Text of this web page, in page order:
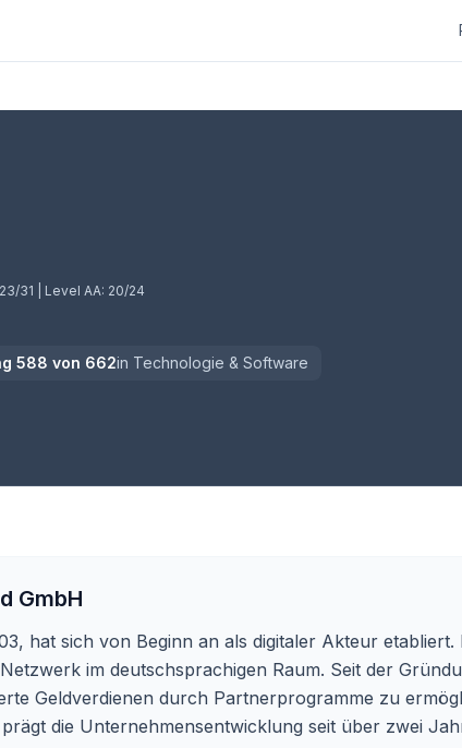
23/31 | Level AA: 20/24
588 von 662in Technologie & Software
GmbH
hat sich von Beginn an als digitaler Akteur
im deutschsprachigen Raum. Seit der
Geldverdienen durch Partnerprogramme zu
die Unternehmensentwicklung seit über zwei